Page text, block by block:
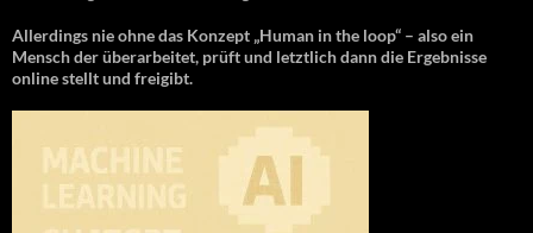
Allerdings nie ohne das Konzept „Human in the loop“ – also ein
Mensch der überarbeitet, prüft und letztlich dann die Ergebnisse
online stellt und freigibt.